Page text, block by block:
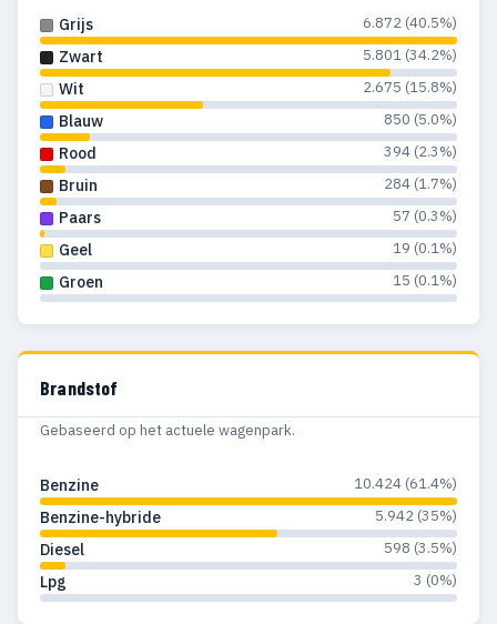
Grijs 6.872 (40.5%)
Zwart 5.801 (34.2%)
Wit 2.675 (15.8%)
Blauw 850 (5.0%)
Rood 394 (2.3%)
Bruin 284 (1.7%)
Paars 57 (0.3%)
Geel 19 (0.1%)
Groen 15 (0.1%)
Brandstof
Gebaseerd op het actuele wagenpark.
Benzine 10.424 (61.4%)
Benzine-hybride 5.942 (35%)
Diesel 598 (3.5%)
Lpg 3 (0%)